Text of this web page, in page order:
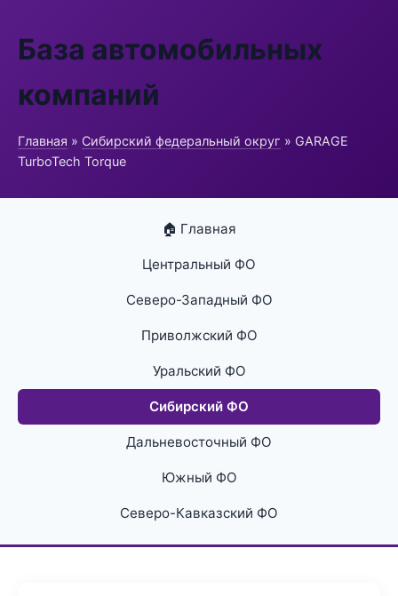
База автомобильных
компаний
Главная » Сибирский федеральный округ » GARAGE
TurboTech Torque
🏠 Главная
Центральный ФО
Северо-Западный ФО
Приволжский ФО
Уральский ФО
Сибирский ФО
Дальневосточный ФО
Южный ФО
Северо-Кавказский ФО